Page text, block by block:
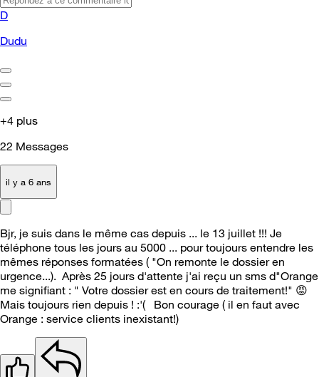
D
Dudu
+4 plus
22 Messages
il y a 6 ans
Bjr, je suis dans le même cas depuis ... le 13 juillet !!! Je
téléphone tous les jours au 5000 ... pour toujours entendre les
mêmes réponses formatées ( "On remonte le dossier en
urgence...). Après 25 jours d'attente j'ai reçu un sms d"Orange
me signifiant : " Votre dossier est en cours de traitement!" 😡
Mais toujours rien depuis ! :'( Bon courage ( il en faut avec
Orange : service clients inexistant!)